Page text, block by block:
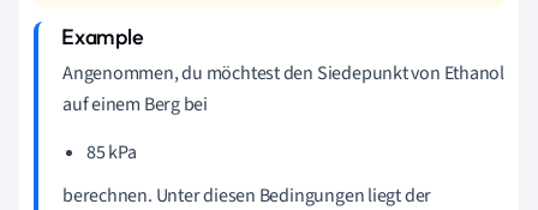
Angenommen, du möchtest den Siedepunkt von Ethanol
auf einem Berg bei
85 kPa
berechnen. Unter diesen Bedingungen liegt der